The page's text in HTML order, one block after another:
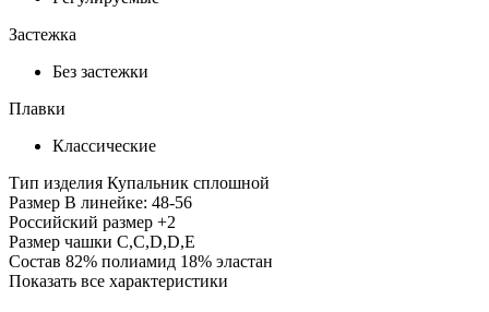
Застежка
Без застежки
Плавки
Классические
Тип изделия Купальник сплошной
Размер В линейке: 48-56
Российский размер +2
Размер чашки C,С,D,D,E
Состав 82% полиамид 18% эластан
Показать все характеристики